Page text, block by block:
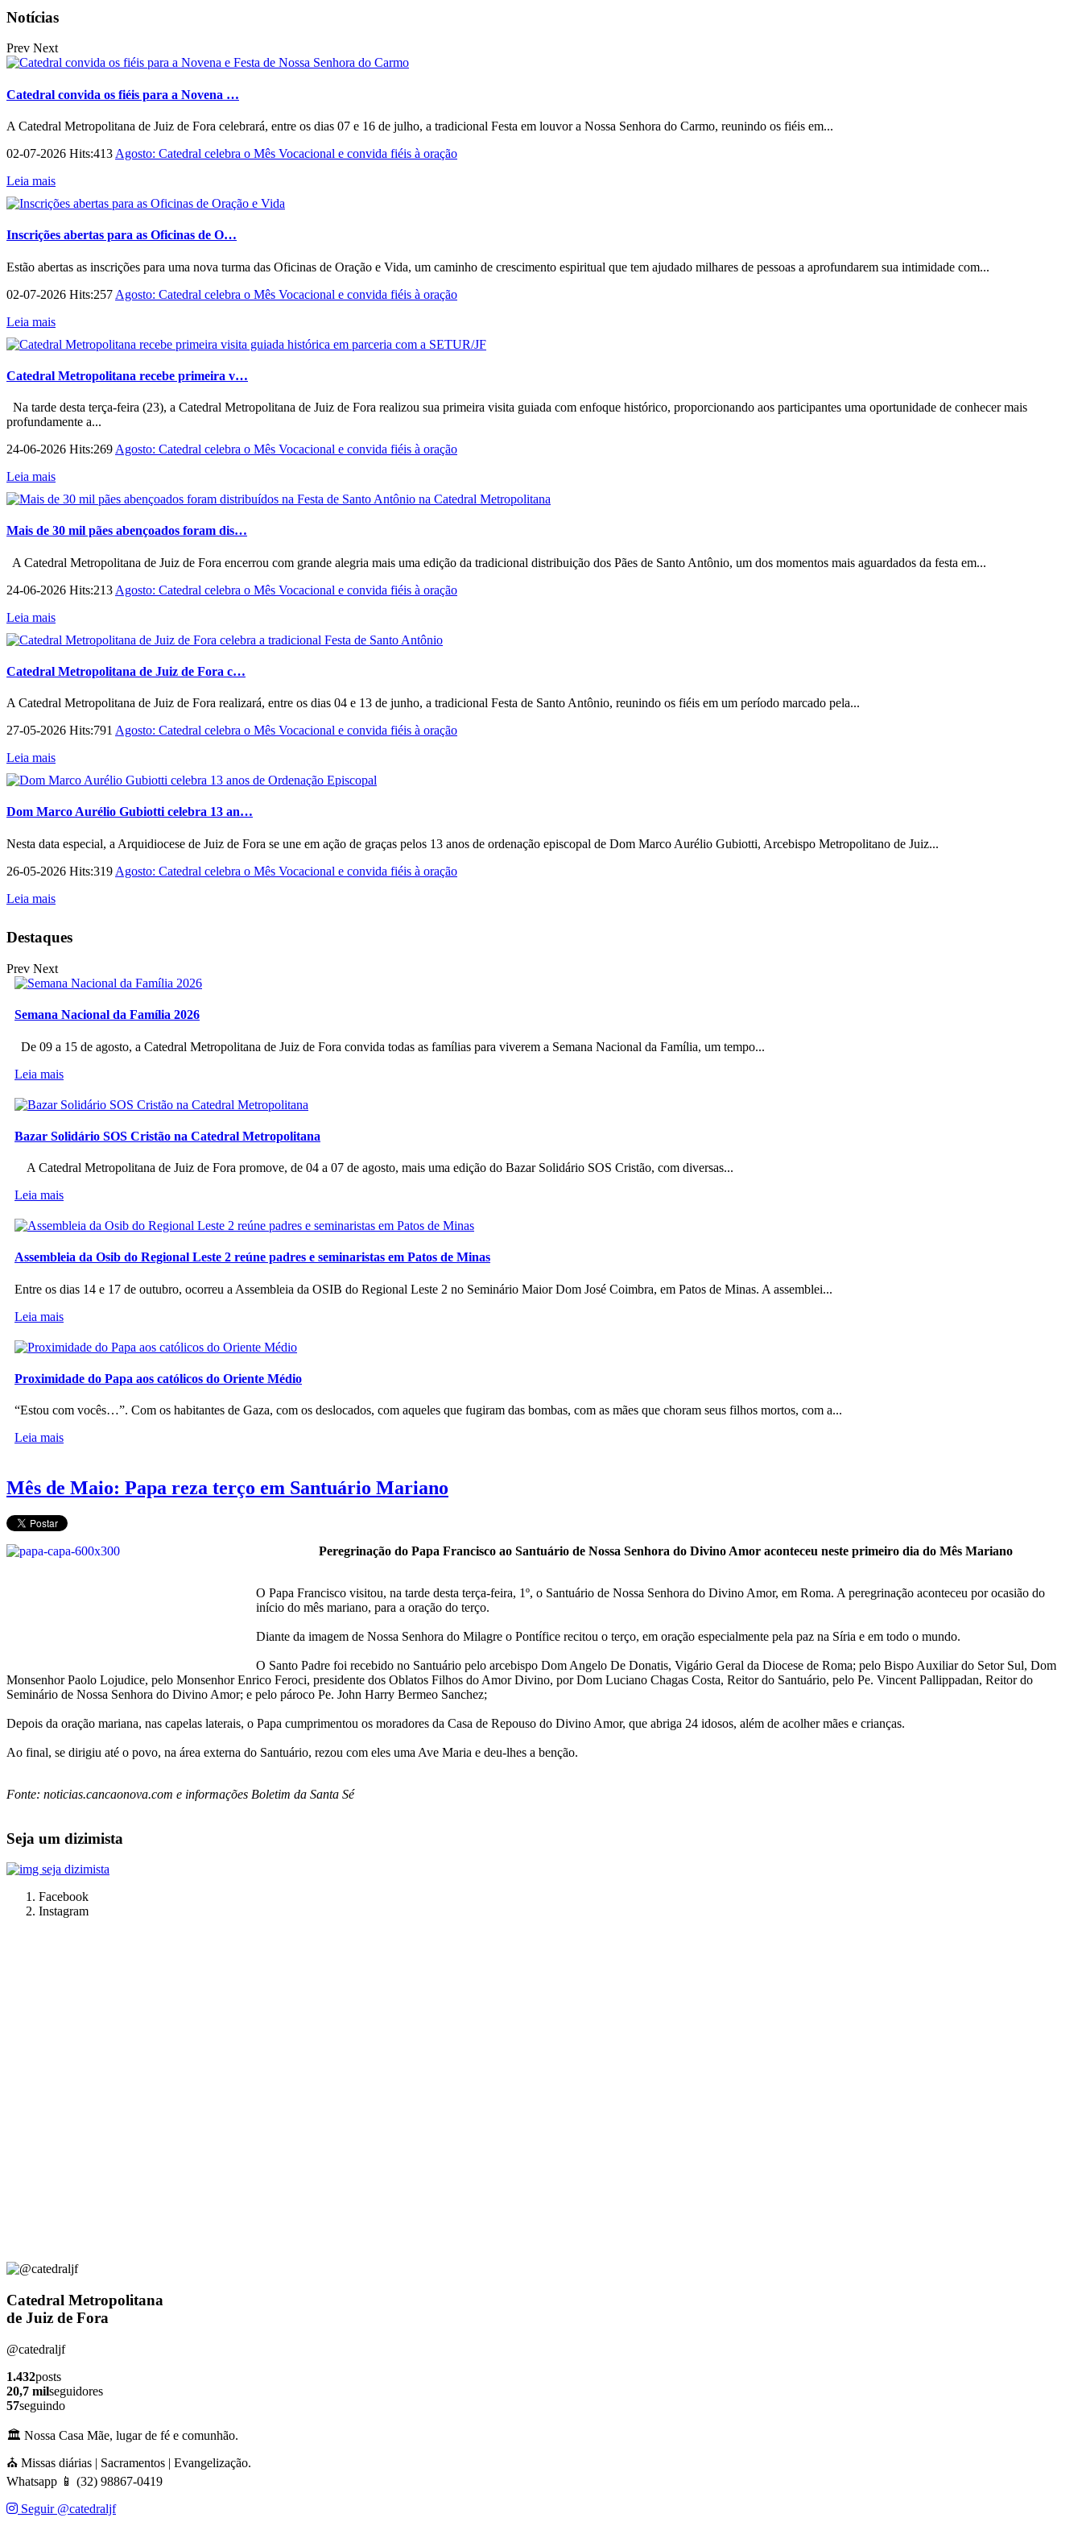
Notícias
Prev Next
Catedral convida os fiéis para a Novena …
A Catedral Metropolitana de Juiz de Fora celebrará, entre os dias 07 e 16 de julho, a tradicional Festa em louvor a Nossa Senhora do Carmo, reunindo os fiéis em...
02-07-2026 Hits:413 Agosto: Catedral celebra o Mês Vocacional e convida fiéis à oração
Leia mais
Inscrições abertas para as Oficinas de O…
Estão abertas as inscrições para uma nova turma das Oficinas de Oração e Vida, um caminho de crescimento espiritual que tem ajudado milhares de pessoas a aprofundarem sua intimidade com...
02-07-2026 Hits:257 Agosto: Catedral celebra o Mês Vocacional e convida fiéis à oração
Leia mais
Catedral Metropolitana recebe primeira v…
Na tarde desta terça-feira (23), a Catedral Metropolitana de Juiz de Fora realizou sua primeira visita guiada com enfoque histórico, proporcionando aos participantes uma oportunidade de conhecer mais
profundamente a...
24-06-2026 Hits:269 Agosto: Catedral celebra o Mês Vocacional e convida fiéis à oração
Leia mais
Mais de 30 mil pães abençoados foram dis…
A Catedral Metropolitana de Juiz de Fora encerrou com grande alegria mais uma edição da tradicional distribuição dos Pães de Santo Antônio, um dos momentos mais aguardados da festa em...
24-06-2026 Hits:213 Agosto: Catedral celebra o Mês Vocacional e convida fiéis à oração
Leia mais
Catedral Metropolitana de Juiz de Fora c…
A Catedral Metropolitana de Juiz de Fora realizará, entre os dias 04 e 13 de junho, a tradicional Festa de Santo Antônio, reunindo os fiéis em um período marcado pela...
27-05-2026 Hits:791 Agosto: Catedral celebra o Mês Vocacional e convida fiéis à oração
Leia mais
Dom Marco Aurélio Gubiotti celebra 13 an…
Nesta data especial, a Arquidiocese de Juiz de Fora se une em ação de graças pelos 13 anos de ordenação episcopal de Dom Marco Aurélio Gubiotti, Arcebispo Metropolitano de Juiz...
26-05-2026 Hits:319 Agosto: Catedral celebra o Mês Vocacional e convida fiéis à oração
Leia mais
Destaques
Prev Next
Semana Nacional da Família 2026
De 09 a 15 de agosto, a Catedral Metropolitana de Juiz de Fora convida todas as famílias para viverem a Semana Nacional da Família, um tempo...
Leia mais
Bazar Solidário SOS Cristão na Catedral Metropolitana
A Catedral Metropolitana de Juiz de Fora promove, de 04 a 07 de agosto, mais uma edição do Bazar Solidário SOS Cristão, com diversas...
Leia mais
Assembleia da Osib do Regional Leste 2 reúne padres e seminaristas em Patos de Minas
Entre os dias 14 e 17 de outubro, ocorreu a Assembleia da OSIB do Regional Leste 2 no Seminário Maior Dom José Coimbra, em Patos de Minas. A assemblei...
Leia mais
Proximidade do Papa aos católicos do Oriente Médio
“Estou com vocês…”. Com os habitantes de Gaza, com os deslocados, com aqueles que fugiram das bombas, com as mães que choram seus filhos mortos, com a...
Leia mais
Mês de Maio: Papa reza terço em Santuário Mariano
Peregrinação do Papa Francisco ao Santuário de Nossa Senhora do Divino Amor aconteceu neste primeiro dia do Mês Mariano
O Papa Francisco visitou, na tarde desta terça-feira, 1º, o Santuário de Nossa Senhora do Divino Amor, em Roma. A peregrinação aconteceu por ocasião do
início do mês mariano, para a oração do terço.
Diante da imagem de Nossa Senhora do Milagre o Pontífice recitou o terço, em oração especialmente pela paz na Síria e em todo o mundo.
O Santo Padre foi recebido no Santuário pelo arcebispo Dom Angelo De Donatis, Vigário Geral da Diocese de Roma; pelo Bispo Auxiliar do Setor Sul, Dom
Monsenhor Paolo Lojudice, pelo Monsenhor Enrico Feroci, presidente dos Oblatos Filhos do Amor Divino, por Dom Luciano Chagas Costa, Reitor do Santuário, pelo Pe. Vincent Pallippadan, Reitor do
Seminário de Nossa Senhora do Divino Amor; e pelo pároco Pe. John Harry Bermeo Sanchez;
Depois da oração mariana, nas capelas laterais, o Papa cumprimentou os moradores da Casa de Repouso do Divino Amor, que abriga 24 idosos, além de acolher mães e crianças.
Ao final, se dirigiu até o povo, na área externa do Santuário, rezou com eles uma Ave Maria e deu-lhes a benção.
Fonte: noticias.cancaonova.com e informações Boletim da Santa Sé
Seja um dizimista
Facebook
Instagram
Catedral Metropolitana
de Juiz de Fora
@catedraljf
1.432posts
20,7 milseguidores
57seguindo
🏛️ Nossa Casa Mãe, lugar de fé e comunhão.
⛪ Missas diárias | Sacramentos | Evangelização.
Whatsapp 📱 (32) 98867-0419
Seguir @catedraljf